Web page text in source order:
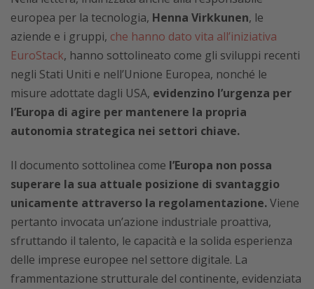
europea per la tecnologia, Henna Virkkunen, le
aziende e i gruppi, che hanno dato vita all’iniziativa
EuroStack, hanno sottolineato come gli sviluppi recenti
negli Stati Uniti e nell’Unione Europea, nonché le
misure adottate dagli USA, evidenzino l’urgenza per
l’Europa di agire per mantenere la propria
autonomia strategica nei settori chiave.
Il documento sottolinea come l’Europa non possa
superare la sua attuale posizione di svantaggio
unicamente attraverso la regolamentazione.Viene
pertanto invocata un’azione industriale proattiva,
sfruttando il talento, le capacità e la solida esperienza
delle imprese europee nel settore digitale. La
frammentazione strutturale del continente, evidenziata